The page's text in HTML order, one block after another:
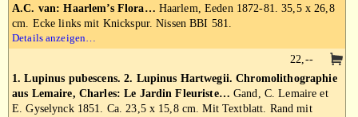
A.C. van: Haarlem’s Flora… Haarlem, Eeden 1872-81. 35,5 x 26,8
cm. Ecke links mit Knickspur. Nissen BBI 581.
Details anzeigen…
1. Lupinus pubescens. 2. Lupinus Hartwegii. Chromolithographie
aus Lemaire, Charles: Le Jardin Fleuriste… Gand, C. Lemaire et
E. Gyselynck 1851. Ca. 23,5 x 15,8 cm. Mit Textblatt. Rand mit
22,--